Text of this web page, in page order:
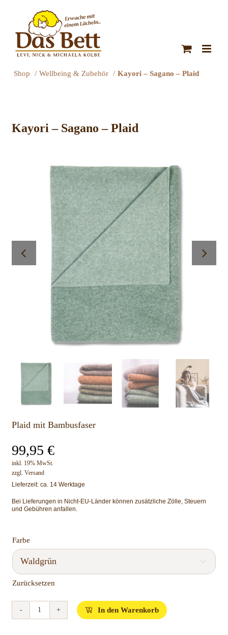
Shop Wellbeing & Zubehör Kayori – Sagano – Plaid
Kayori – Sagano – Plaid
Plaid mit Bambusfaser
99,95 €
inkl. 19% MwSt.
zzgl. Versand
Lieferzeit: ca. 14 Werktage
Bei Lieferungen in Nicht-EU-Länder können zusätzliche Zölle, Steuern
und Gebühren anfallen.
Farbe

Zurücksetzen
In den Warenkorb